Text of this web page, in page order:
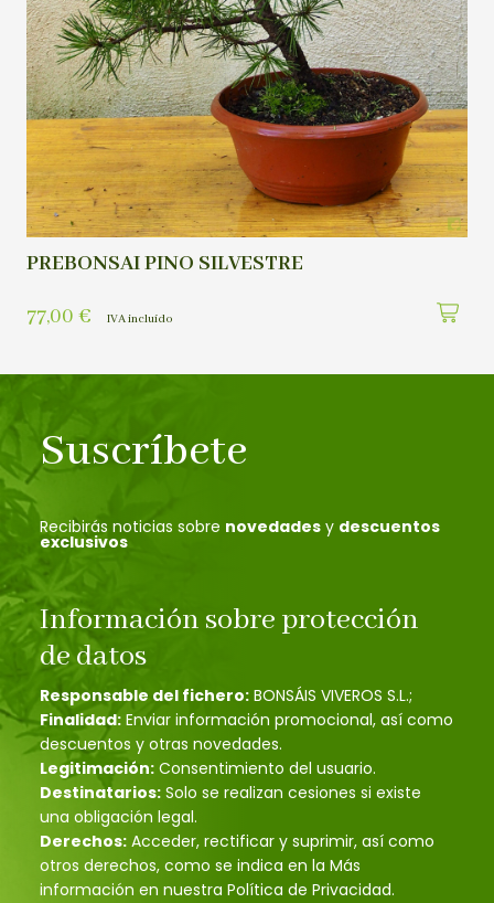
PREBONSAI PINO SILVESTRE
77,00 € IVA incluído
Suscríbete
Recibirás noticias sobre novedades y descuentos
exclusivos
Información sobre protección
de datos
Responsable del fichero: BONSÁIS VIVEROS S.L.;
Finalidad: Enviar información promocional, así como
descuentos y otras novedades.
Legitimación: Consentimiento del usuario.
Destinatarios: Solo se realizan cesiones si existe
una obligación legal.
Derechos: Acceder, rectificar y suprimir, así como
otros derechos, como se indica en la Más
información en nuestra Política de Privacidad.